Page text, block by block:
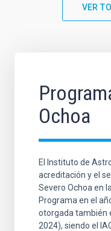
VER
Ochoa
El Instituto de
acreditación y el
Severo Ochoa en
Programa en el
otorgada también
2024), siendo el